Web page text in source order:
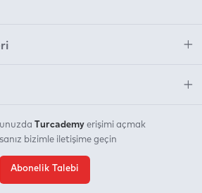
Turcademy erişimi açmak
bizimle iletişime geçin
Abonelik Talebi